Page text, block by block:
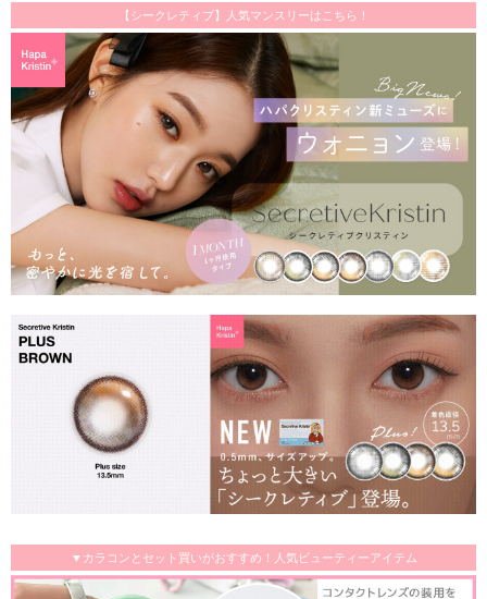
【シークレティブ】人気マンスリーはこちら！
▼カラコンとセット買いがおすすめ！人気ビューティーアイテム